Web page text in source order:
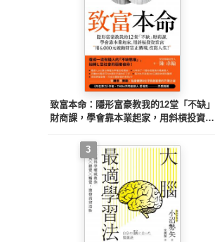
致富本命：隱形富豪教我的12堂「不缺」
財商課，學會靠本業起家，用斜槓投資致
生！
3